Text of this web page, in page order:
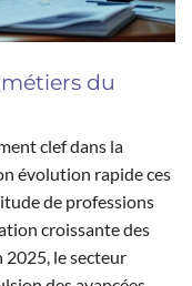
du
clef dans la
évolution rapide ces
de professions
croissante des
2025, le secteur